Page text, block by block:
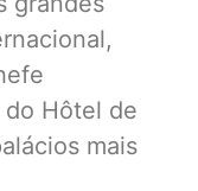
do Hôtel de
mais